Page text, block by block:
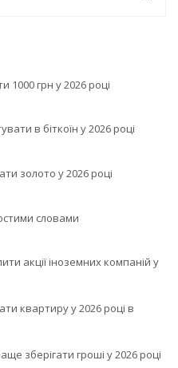
1000 грн у 2026 році
в біткоїн у 2026 році
золото у 2026 році
словами
акції іноземних компаній у
квартиру у 2026 році в
зберігати гроші у 2026 році